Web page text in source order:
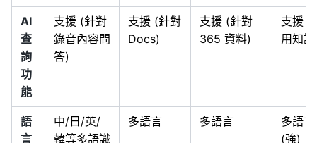
AI
查
詢
功
能
支援 (針對
錄音內容問
答)
支援 (針對
Docs)
支援 (針對
365 資料)
支援 (
用知
語
言
中/日/英/
韓等多語識
多語言 多語言
多語言
(強)